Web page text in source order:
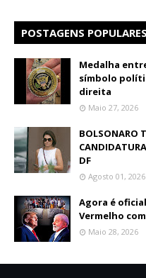
POSTAGENS POPULARES
Medalha
símbolo
direita
Maio 27, 2026
BOLSONARO
DF
Agosto 01, 2026
Agora é
Vermelho
Maio 28, 2026